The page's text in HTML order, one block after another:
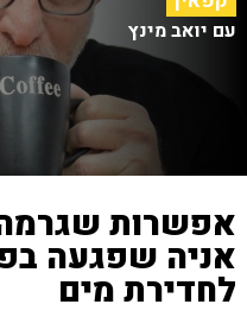
עם יואב מינץ
אפשרות
אניה שפגעה
לחדירת מים